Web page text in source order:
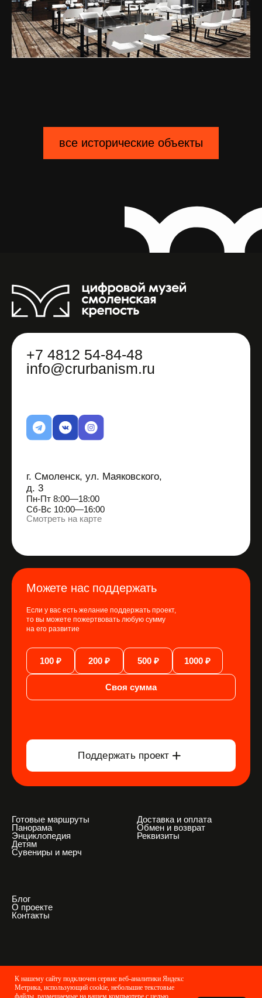
К нашему сайту подключен сервис веб-аналитики Яндекс
Метрика, использующий cookie, небольшие текстовые
файлы, размещаемые на вашем компьютере с целью
все исторические объекты
Доставка и оплата
Обмен и возврат
Реквизиты
Готовые маршруты
Панорама
Энциклопедия
Детям
Сувениры и мерч